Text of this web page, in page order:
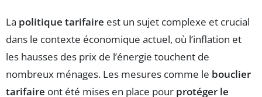
La politique tarifaire est un sujet complexe et crucial
dans le contexte économique actuel, où l’inflation et
les hausses des prix de l’énergie touchent de
nombreux ménages. Les mesures comme le bouclier
tarifaire ont été mises en place pour protéger le